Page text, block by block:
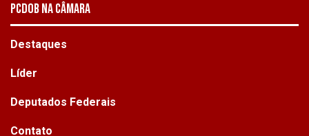
PCDOB NA CÂMARA
Destaques
Líder
Deputados Federais
Contato